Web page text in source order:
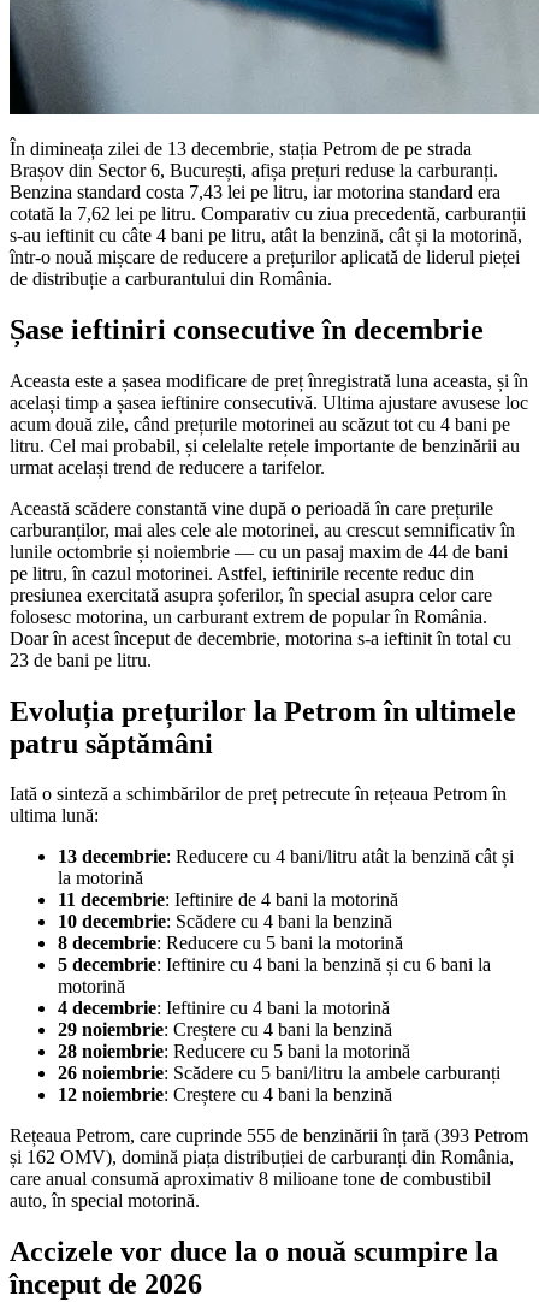
În dimineața zilei de 13 decembrie, stația Petrom de pe strada
Brașov din Sector 6, București, afișa prețuri reduse la carburanți.
Benzina standard costa 7,43 lei pe litru, iar motorina standard era
cotată la 7,62 lei pe litru. Comparativ cu ziua precedentă, carburanții
s-au ieftinit cu câte 4 bani pe litru, atât la benzină, cât și la motorină,
într-o nouă mișcare de reducere a prețurilor aplicată de liderul pieței
de distribuție a carburantului din România.
Șase ieftiniri consecutive în decembrie
Aceasta este a șasea modificare de preț înregistrată luna aceasta, și în
același timp a șasea ieftinire consecutivă. Ultima ajustare avusese loc
acum două zile, când prețurile motorinei au scăzut tot cu 4 bani pe
litru. Cel mai probabil, și celelalte rețele importante de benzinării au
urmat același trend de reducere a tarifelor.
Această scădere constantă vine după o perioadă în care prețurile
carburanților, mai ales cele ale motorinei, au crescut semnificativ în
lunile octombrie și noiembrie — cu un pasaj maxim de 44 de bani
pe litru, în cazul motorinei. Astfel, ieftinirile recente reduc din
presiunea exercitată asupra șoferilor, în special asupra celor care
folosesc motorina, un carburant extrem de popular în România.
Doar în acest început de decembrie, motorina s-a ieftinit în total cu
23 de bani pe litru.
Evoluția prețurilor la Petrom în ultimele
patru săptămâni
Iată o sinteză a schimbărilor de preț petrecute în rețeaua Petrom în
ultima lună:
13 decembrie: Reducere cu 4 bani/litru atât la benzină cât și
la motorină
11 decembrie: Ieftinire de 4 bani la motorină
10 decembrie: Scădere cu 4 bani la benzină
8 decembrie: Reducere cu 5 bani la motorină
5 decembrie: Ieftinire cu 4 bani la benzină și cu 6 bani la
motorină
4 decembrie: Ieftinire cu 4 bani la motorină
29 noiembrie: Creștere cu 4 bani la benzină
28 noiembrie: Reducere cu 5 bani la motorină
26 noiembrie: Scădere cu 5 bani/litru la ambele carburanți
12 noiembrie: Creștere cu 4 bani la benzină
Rețeaua Petrom, care cuprinde 555 de benzinării în țară (393 Petrom
și 162 OMV), domină piața distribuției de carburanți din România,
care anual consumă aproximativ 8 milioane tone de combustibil
auto, în special motorină.
Accizele vor duce la o nouă scumpire la
început de 2026